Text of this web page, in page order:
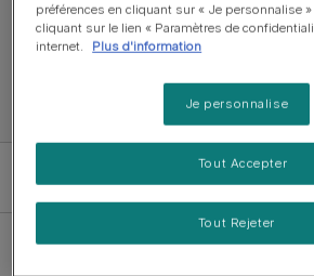
Insuffisance rénale
préférences en cliquant sur « Je personnalise
cliquant sur le lien « Paramètres de
internet.
Plus d'information
Je personnalise
Tout Rejeter
Tout Accepter